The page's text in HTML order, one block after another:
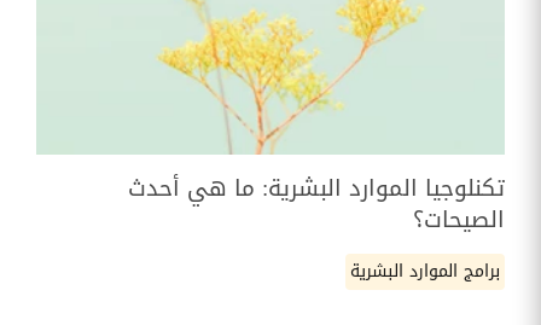
تكنلوجيا الموارد البشرية: ما هي أحدث
الصيحات؟
برامج الموارد البشرية